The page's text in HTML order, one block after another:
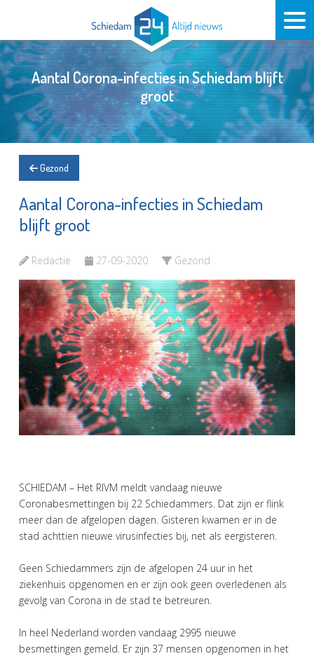
Aantal Corona-infecties in Schiedam blijft
groot
Gezond
Aantal Corona-infecties in Schiedam
blijft groot
Redactie 27-09-2020 Gezond
SCHIEDAM – Het RIVM meldt vandaag nieuwe
Coronabesmettingen bij 22 Schiedammers. Dat zijn er flink
meer dan de afgelopen dagen. Gisteren kwamen er in de
stad achttien nieuwe virusinfecties bij, net als eergisteren.
Geen Schiedammers zijn de afgelopen 24 uur in het
ziekenhuis opgenomen en er zijn ook geen overledenen als
gevolg van Corona in de stad te betreuren.
In heel Nederland worden vandaag 2995 nieuwe
besmettingen gemeld. Er zijn 37 mensen opgenomen in het